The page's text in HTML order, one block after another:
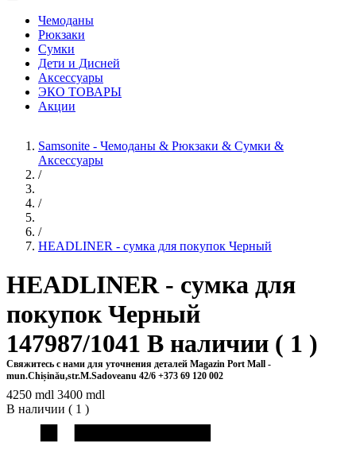
Чемоданы
Рюкзаки
Сумки
Дети и Дисней
Аксессуары
ЭКО ТОВАРЫ
Акции
Samsonite - Чемоданы & Рюкзаки & Сумки &
Аксессуары
/
/
/
HEADLINER - сумка для покупок Черный
HEADLINER - сумка для
покупок Черный
147987/1041 В наличии ( 1 )
Свяжитесь с нами для уточнения деталей Magazin Port Mall -
mun.Chișinău,str.M.Sadoveanu 42/6 +373 69 120 002
4250 mdl 3400 mdl
В наличии ( 1 )